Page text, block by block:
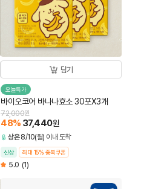
담기
오늘특가
바이오코어 바나나효소 30포X3개
72,000원
48% 37,440원
상온 8/10(월) 이내 도착
신상 최대 15% 중복쿠폰
5.0 (1)